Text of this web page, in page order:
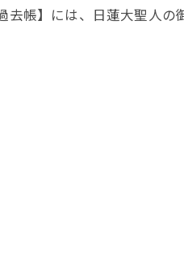
去帳】には、日蓮大聖人の